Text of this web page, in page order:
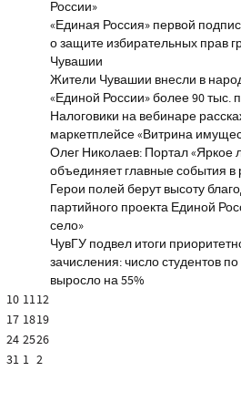
России»
«Единая Россия» первой
о защите избирательных прав
Чувашии
Жители Чувашии внесли в
«Единой России» более 90 тыс.
Налоговики на вебинаре
маркетплейсе «Витрина
Олег Николаев: Портал «Яркое
объединяет главные события в
Герои полей берут высоту
партийного проекта Единой
село»
ЧувГУ подвел итоги
зачисления: число студентов
выросло на 55%
10 1112
17 1819
24 2526
31 1 2